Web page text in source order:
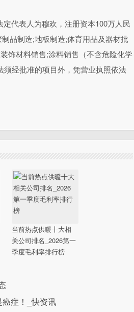
代表人为穆欢，注册资本100万人民
品制造;地板制造;体育用品及器材批
饰材料销售;涂料销售（不含危险化学
经批准的项目外，凭营业执照依法
当前热点供暖十大相
关公司排名_2026第一
季度毛利率排行榜
症！_快资讯